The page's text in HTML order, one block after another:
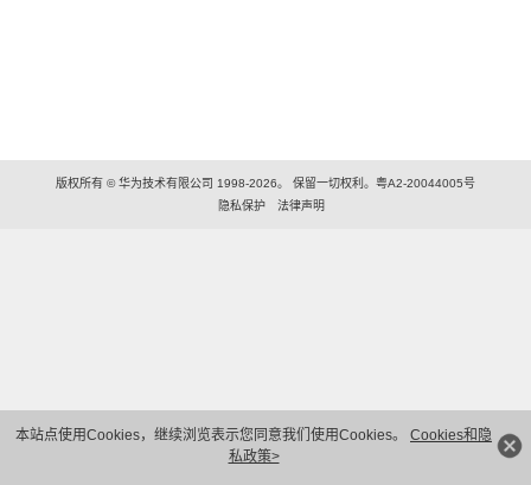
本站点使用Cookies，继续浏览表示您同意我们使用Cookies。 Cookies和隐
私政策>
版权所有 © 华为技术有限公司 1998-2026。 保留一切权利。粤A2-20044005号
隐私保护
法律声明